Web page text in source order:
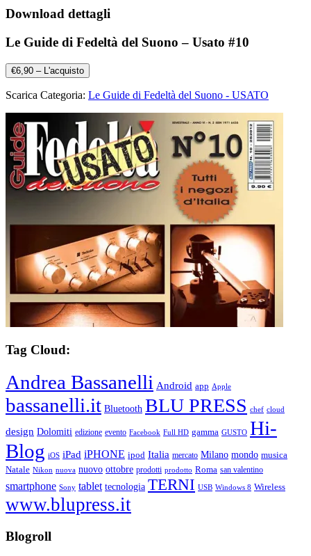
Download dettagli
Le Guide di Fedeltà del Suono – Usato #10
€6,90 – L'acquisto
Scarica Categoria: Le Guide di Fedeltà del Suono - USATO
Tag Cloud:
Andrea Bassanelli Android app Apple
bassanelli.it Bluetooth BLU PRESS chef cloud
design Dolomiti edizione evento Facebook Full HD gamma GUSTO Hi-
Blog iOS iPad iPHONE ipod Italia mercato Milano mondo musica
Natale Nikon nuova nuovo ottobre prodotti prodotto Roma san valentino
smartphone Sony tablet tecnologia TERNI USB Windows 8 Wireless
www.blupress.it
Blogroll